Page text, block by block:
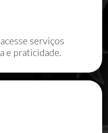
serviços
e praticidade.